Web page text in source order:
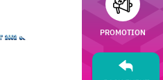
PROMOTION